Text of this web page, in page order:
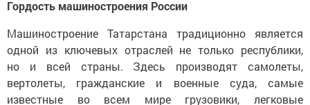
Гордость машиностроения России
Машиностроение Татарстана традиционно является
одной из ключевых отраслей не только республики,
но и всей страны. Здесь производят самолеты,
вертолеты, гражданские и военные суда, самые
известные во всем мире грузовики, легковые